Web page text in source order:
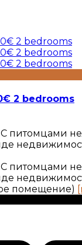
2 bedrooms
питомцами
питомцами
помещение)